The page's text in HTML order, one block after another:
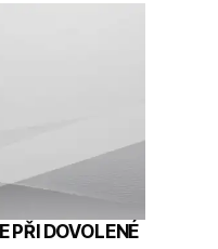
PŘI DOVOLENÉ